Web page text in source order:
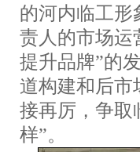
的河内临工形
责人的市场运
提升品牌”的
道构建和后市
接再厉，争取
样”。